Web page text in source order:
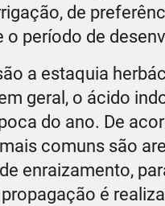
de
o período de
a estaquia
geral, o ácido
do ano. De
comuns são
enraizamento,
é